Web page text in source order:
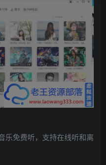
乐免费听，支持在线听和离